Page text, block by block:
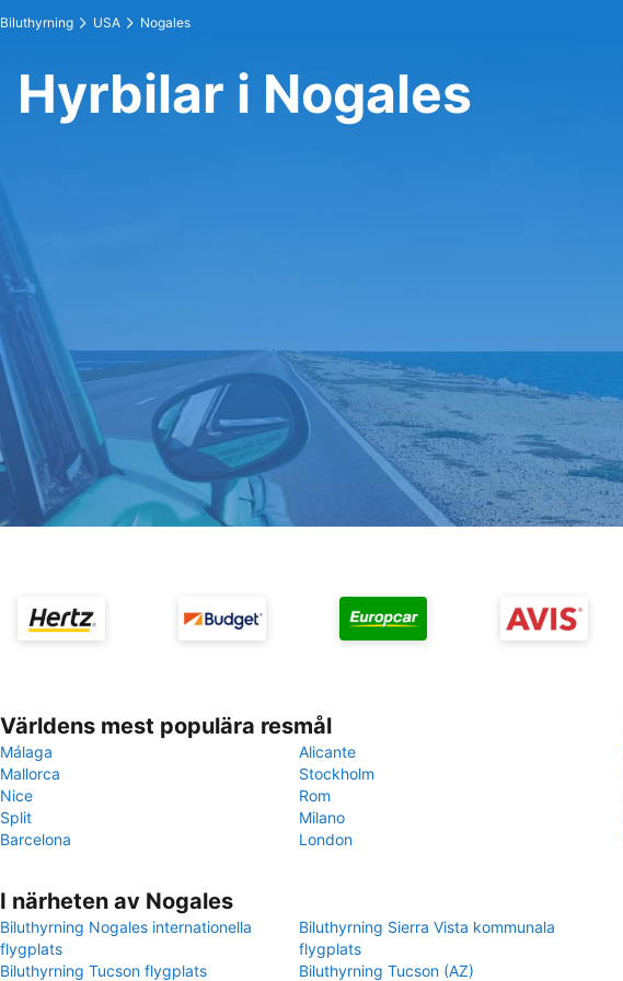
Biluthyrning USA Nogales
Hyrbilar i Nogales
Världens mest populära resmål
Málaga
Alicante
Mallorca
Stockholm
Nice
Rom
Split
Milano
Barcelona
London
I närheten av Nogales
Biluthyrning Nogales internationella
flygplats
Biluthyrning Sierra Vista kommunala
flygplats
Biluthyrning Tucson flygplats
Biluthyrning Tucson (AZ)